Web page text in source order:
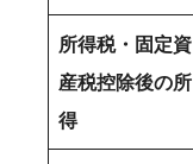
所得税・固定資
産税控除後の所
得